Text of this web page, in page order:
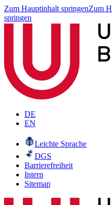
Zum Hauptinhalt springenZum
springen
DE
EN
Leichte Sprache
DGS
Barrierefreiheit
Intern
Sitemap